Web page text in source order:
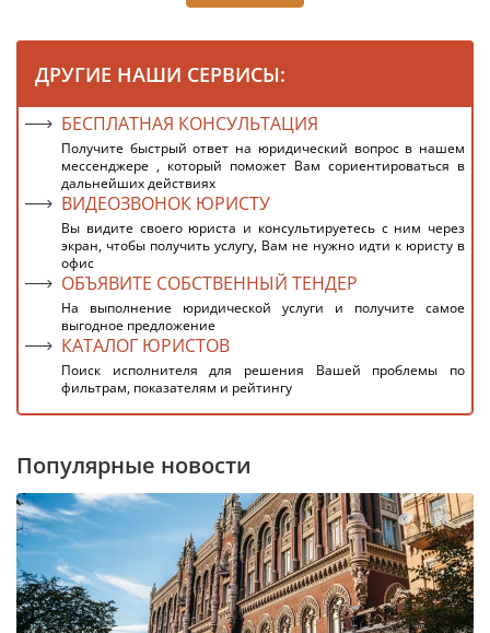
ДРУГИЕ НАШИ СЕРВИСЫ:
БЕСПЛАТНАЯ КОНСУЛЬТАЦИЯ
Получите быстрый ответ на юридический вопрос в нашем
мессенджере , который поможет Вам сориентироваться в
дальнейших действиях
ВИДЕОЗВОНОК ЮРИСТУ
Вы видите своего юриста и консультируетесь с ним через
экран, чтобы получить услугу, Вам не нужно идти к юристу в
офис
ОБЪЯВИТЕ СОБСТВЕННЫЙ ТЕНДЕР
На выполнение юридической услуги и получите самое
выгодное предложение
КАТАЛОГ ЮРИСТОВ
Поиск исполнителя для решения Вашей проблемы по
фильтрам, показателям и рейтингу
Популярные новости